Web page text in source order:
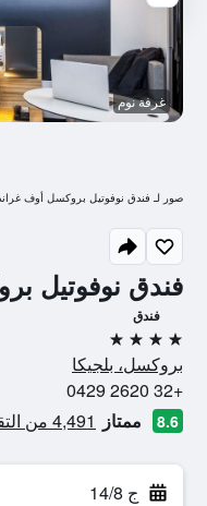
فندق نوفوتيل
فندق
4 نجوم
بروكسل، بلجيكا
+32 2620 0429
8.6 ممتاز 4,491 من التقييمات تم التحقق منها
ج 14/8
غرفة نوم
صور لـ فندق نوفوتيل بروكسل أوف